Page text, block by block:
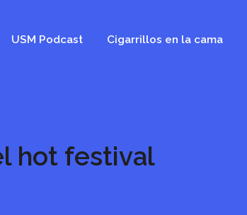
USM Podcast Cigarrillos en la cama
hot festival